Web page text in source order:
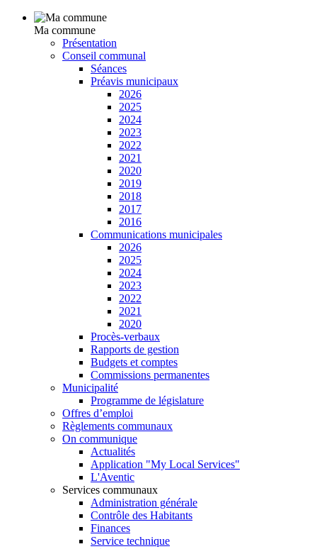
Ma commune
Présentation
Conseil communal
Séances
Préavis municipaux
2026
2025
2024
2023
2022
2021
2020
2019
2018
2017
2016
Communications municipales
2026
2025
2024
2023
2022
2021
2020
Procès-verbaux
Rapports de gestion
Budgets et comptes
Commissions permanentes
Municipalité
Programme de législature
Offres d’emploi
Règlements communaux
On communique
Actualités
Application "My Local Services"
L'Aventic
Services communaux
Administration générale
Contrôle des Habitants
Finances
Service technique